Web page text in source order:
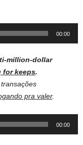
00:00
million-dollar
for keeps.
pra valer.
00:00